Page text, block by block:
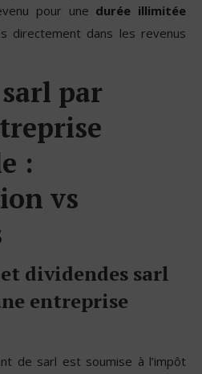
pour une durée illimitée
directement dans les revenus
par
:
vs
dividendes sarl
entreprise
de sarl est soumise à l’impôt